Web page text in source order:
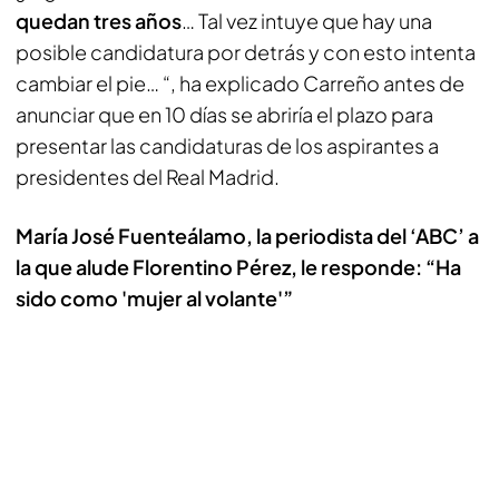
quedan tres años… Tal vez intuye que hay una
posible candidatura por detrás y con esto intenta
cambiar el pie… “, ha explicado Carreño antes de
anunciar que en 10 días se abriría el plazo para
presentar las candidaturas de los aspirantes a
presidentes del Real Madrid.
María José Fuenteálamo, la periodista del ‘ABC’ a
la que alude Florentino Pérez, le responde: “Ha
sido como 'mujer al volante'”